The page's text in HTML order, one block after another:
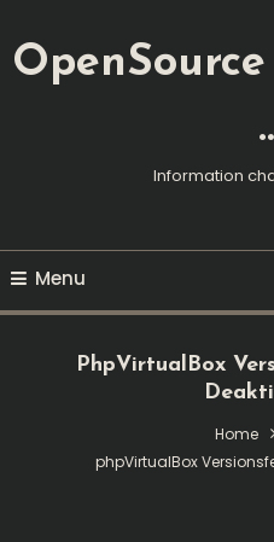
To
Content
Information
Menu
PhpVirtualBox
Home
phpVirtualBox